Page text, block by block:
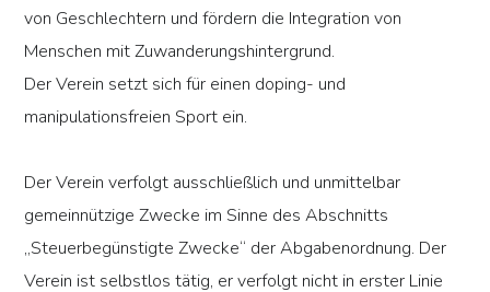
von Geschlechtern und fördern die Integration von
Menschen mit Zuwanderungshintergrund.
Der Verein setzt sich für einen doping- und
manipulationsfreien Sport ein.
Der Verein verfolgt ausschließlich und unmittelbar
gemeinnützige Zwecke im Sinne des Abschnitts
„Steuerbegünstigte Zwecke“ der Abgabenordnung. Der
Verein ist selbstlos tätig, er verfolgt nicht in erster Linie